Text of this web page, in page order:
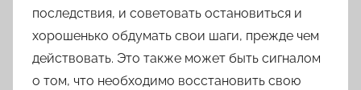
последствия, и советовать остановиться и
хорошенько обдумать свои шаги, прежде чем
действовать. Это также может быть сигналом
о том, что необходимо восстановить свою